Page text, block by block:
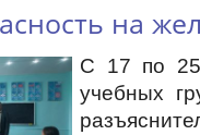
на
С 17 по 25
учебных